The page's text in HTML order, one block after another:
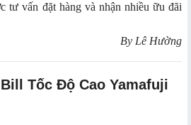
tư vấn đặt hàng và nhận nhiều ữu đãi
By Lê Hường
Tốc Độ Cao Yamafuji